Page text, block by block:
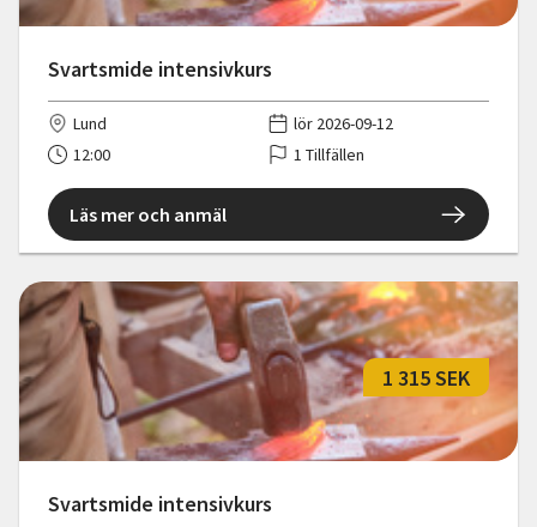
Svartsmide intensivkurs
Lund
lör 2026-09-12
12:00
1 Tillfällen
Läs mer och anmäl
Svartsmide intensivkurs
1 315 SEK